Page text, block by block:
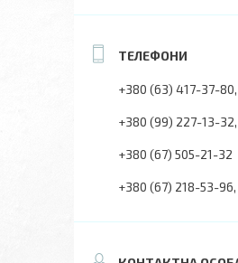
+380 (63) 417-37-80
+380 (99) 227-13-32
+380 (67) 505-21-32
+380 (67) 218-53-96